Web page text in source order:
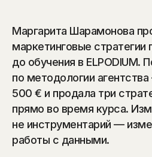
Маргарита Шарамонова
маркетинговые стратегии
до обучения в ELPODIUM.
по методологии
500 € и продала три
прямо во время курса.
не инструментарий —
работы с данными.